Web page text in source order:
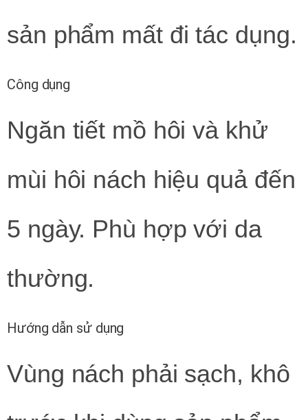
sản phẩm mất đi tác dụng.
Công dụng
Ngăn tiết mồ hôi và khử
mùi hôi nách hiệu quả đến
5 ngày. Phù hợp với da
thường.
Hướng dẫn sử dụng
Vùng nách phải sạch, khô